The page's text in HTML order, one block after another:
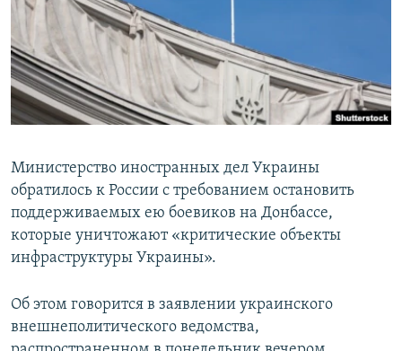
ПОБЕДИТЕЛЕЙ НЕ СУДЯТ?
КРЫМ.НЕПОКОРЕННЫЙ
ELIFBE
УКРАИНСКАЯ ПРОБЛЕМА КРЫМА
ПРИСОЕДИНЯЙТЕСЬ!
Министерство иностранных дел Украины
обратилось к России с требованием остановить
поддерживаемых ею боевиков на Донбассе,
которые уничтожают «критические объекты
инфраструктуры Украины».
Об этом говорится в заявлении украинского
внешнеполитического ведомства,